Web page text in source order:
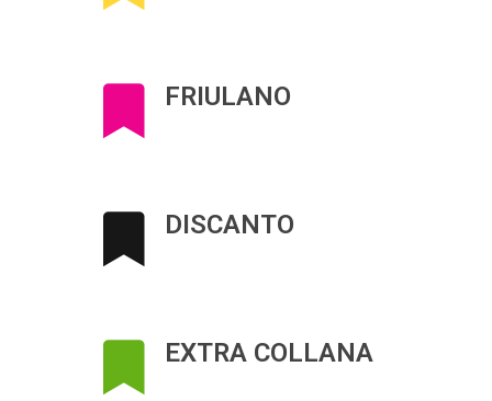
FRIULANO
DISCANTO
EXTRA COLLANA